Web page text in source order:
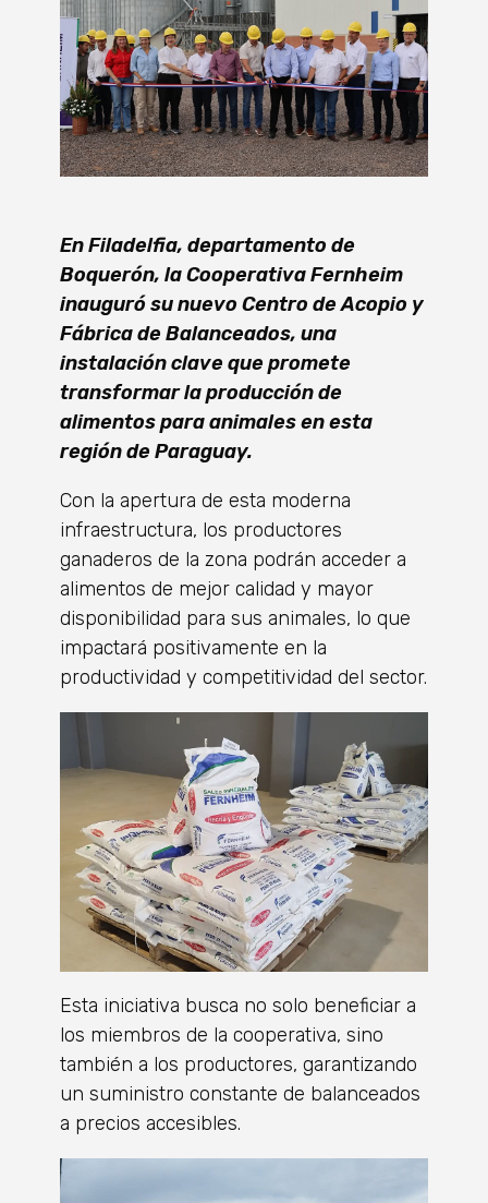
En Filadelfia, departamento de
Boquerón, la Cooperativa Fernheim
inauguró su nuevo Centro de Acopio y
Fábrica de Balanceados, una
instalación clave que promete
transformar la producción de
alimentos para animales en esta
región de Paraguay.
Con la apertura de esta moderna
infraestructura, los productores
ganaderos de la zona podrán acceder a
alimentos de mejor calidad y mayor
disponibilidad para sus animales, lo que
impactará positivamente en la
productividad y competitividad del sector.
Esta iniciativa busca no solo beneficiar a
los miembros de la cooperativa, sino
también a los productores, garantizando
un suministro constante de balanceados
a precios accesibles.